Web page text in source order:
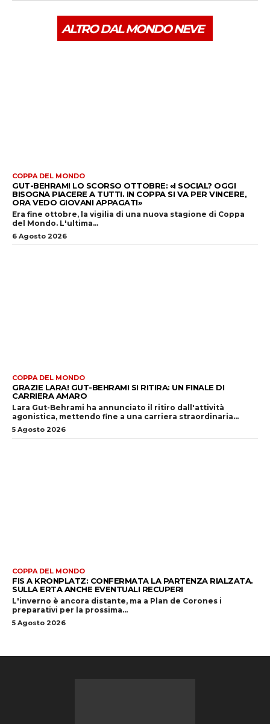
ALTRO DAL MONDO NEVE
COPPA DEL MONDO
GUT-BEHRAMI LO SCORSO OTTOBRE: «I SOCIAL? OGGI
BISOGNA PIACERE A TUTTI. IN COPPA SI VA PER VINCERE,
ORA VEDO GIOVANI APPAGATI»
Era fine ottobre, la vigilia di una nuova stagione di Coppa
del Mondo. L'ultima...
6 Agosto 2026
COPPA DEL MONDO
GRAZIE LARA! GUT-BEHRAMI SI RITIRA: UN FINALE DI
CARRIERA AMARO
Lara Gut-Behrami ha annunciato il ritiro dall'attività
agonistica, mettendo fine a una carriera straordinaria...
5 Agosto 2026
COPPA DEL MONDO
FIS A KRONPLATZ: CONFERMATA LA PARTENZA RIALZATA.
SULLA ERTA ANCHE EVENTUALI RECUPERI
L'inverno è ancora distante, ma a Plan de Corones i
preparativi per la prossima...
5 Agosto 2026